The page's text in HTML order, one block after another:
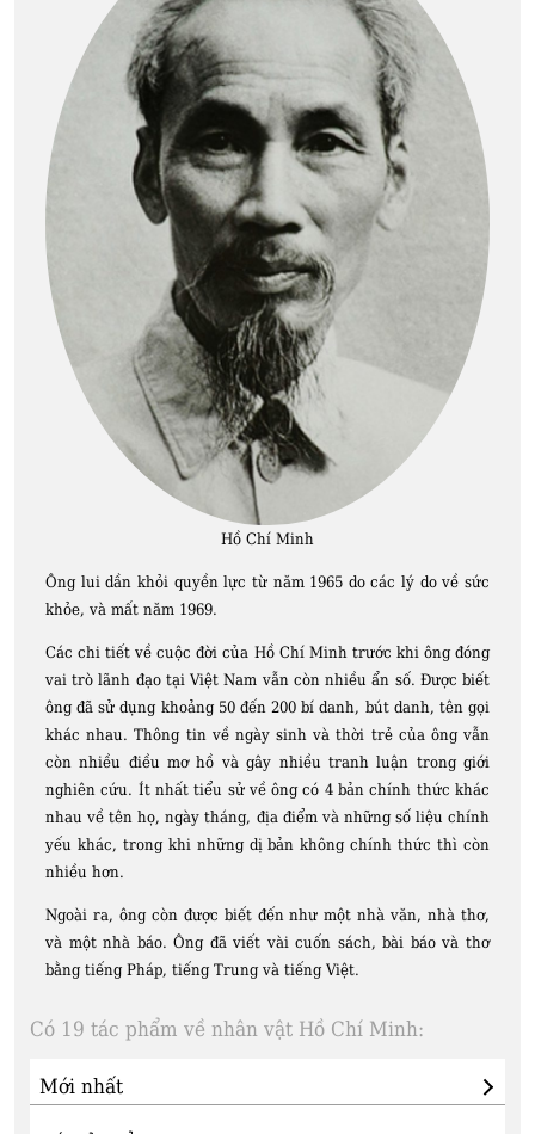
Hồ Chí Minh
Ông lui dần khỏi quyền lực từ năm 1965 do các lý do về sức
khỏe, và mất năm 1969.
Các chi tiết về cuộc đời của Hồ Chí Minh trước khi ông đóng
vai trò lãnh đạo tại Việt Nam vẫn còn nhiều ẩn số. Được biết
ông đã sử dụng khoảng 50 đến 200 bí danh, bút danh, tên gọi
khác nhau. Thông tin về ngày sinh và thời trẻ của ông vẫn
còn nhiều điều mơ hồ và gây nhiều tranh luận trong giới
nghiên cứu. Ít nhất tiểu sử về ông có 4 bản chính thức khác
nhau về tên họ, ngày tháng, địa điểm và những số liệu chính
yếu khác, trong khi những dị bản không chính thức thì còn
nhiều hơn.
Ngoài ra, ông còn được biết đến như một nhà văn, nhà thơ,
và một nhà báo. Ông đã viết vài cuốn sách, bài báo và thơ
bằng tiếng Pháp, tiếng Trung và tiếng Việt.
Có 19 tác phẩm về nhân vật Hồ Chí Minh: